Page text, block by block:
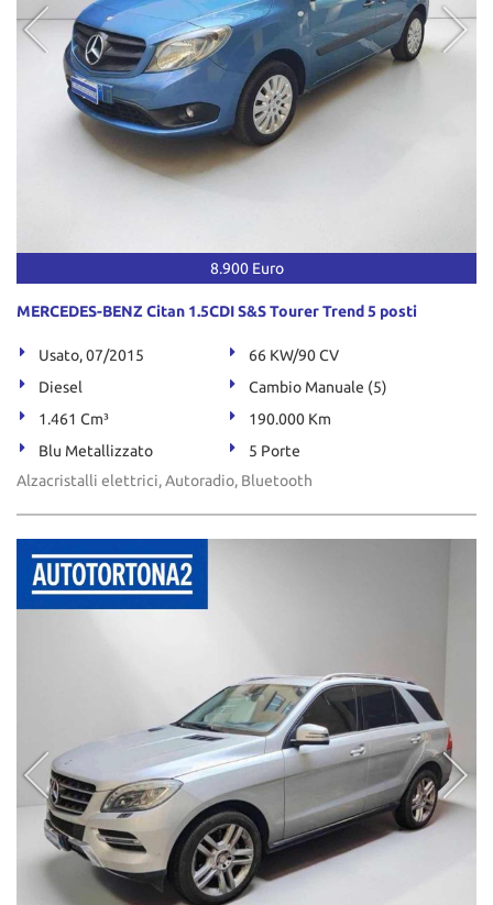
8.900 Euro
MERCEDES-BENZ Citan 1.5CDI S&S Tourer Trend 5 posti
Usato, 07/2015
66 KW/90 CV
Diesel
Cambio Manuale (5)
1.461 Cm³
190.000 Km
Blu Metallizzato
5 Porte
Alzacristalli elettrici, Autoradio, Bluetooth